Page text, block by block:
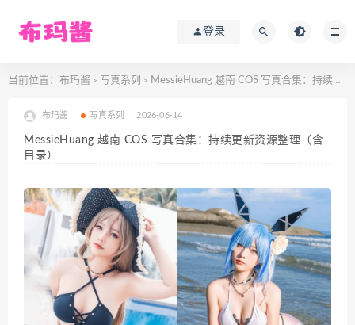
登录
当前位置： 布玛酱 > 写真系列 > MessieHuang 越南 COS 写真合集：持续更新资源整理（含目录）
布玛酱 写真系列 2026-06-14
MessieHuang 越南 COS 写真合集：持续更新资源整理（含
目录）